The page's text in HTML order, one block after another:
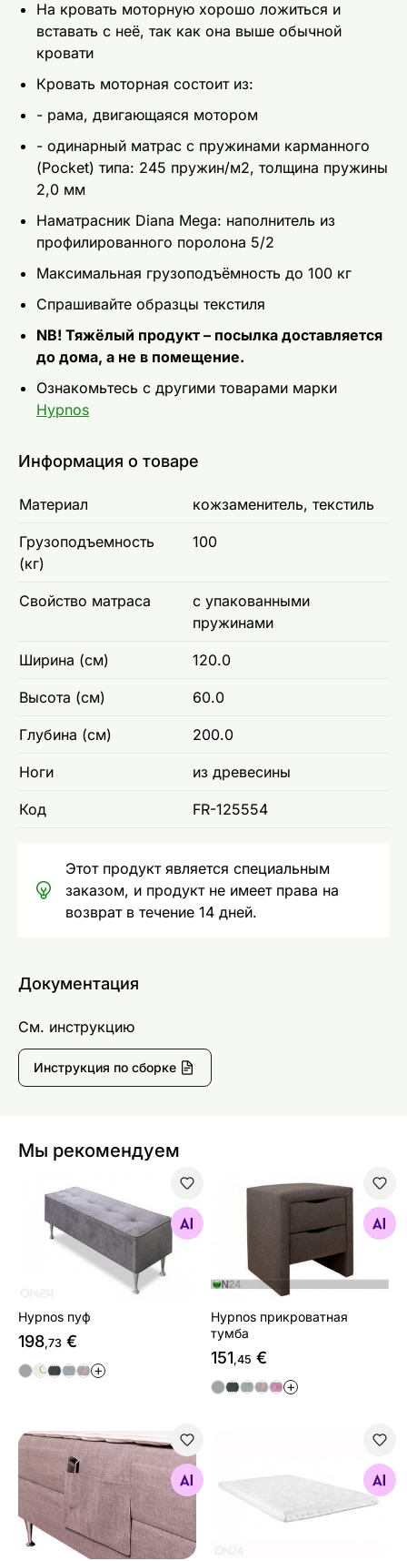
На кровать моторную хорошо ложиться и
вставать с неё, так как она выше обычной
кровати
Кровать моторная состоит из:
- рама, двигающаяся мотором
- одинарный матрас с пружинами карманного
(Pocket) типа: 245 пружин/м2, толщина пружины
2,0 мм
Наматрасник Diana Mega: наполнитель из
профилированного поролона 5/2
Максимальная грузоподъёмность до 100 кг
Спрашивайте образцы текстиля
NB! Тяжёлый продукт – посылка доставляется
до дома, а не в помещение.
Ознакомьтесь с другими товарами марки
Hypnos
Информация о товаре
Материал кожзаменитель, текстиль
Грузоподъемность
(кг)
100
Свойство матраса
с упакованными
пружинами
Ширина (см) 120.0
Высота (см) 60.0
Глубина (см) 200.0
Ноги из древесины
Код FR-125554
Этот продукт является специальным
заказом, и продукт не имеет права на
возврат в течение 14 дней.
Документация
См. инструкцию
Инструкция по сборке
Мы рекомендуем
Hypnos пуф
Найдите похожие
Hypnos пуф
198,73 €
+
Hypnos прикроватная
Найдите похожие
Hypnos прикроватная
тумба
151,45 €
+
Hypnos карманы для кровати, 2 шт
Найдите похожие
Наматрасник Hypnos
Найдите похожие